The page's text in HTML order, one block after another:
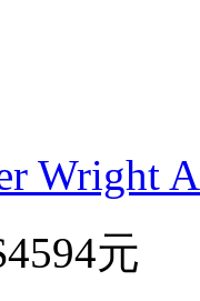
Wright
元